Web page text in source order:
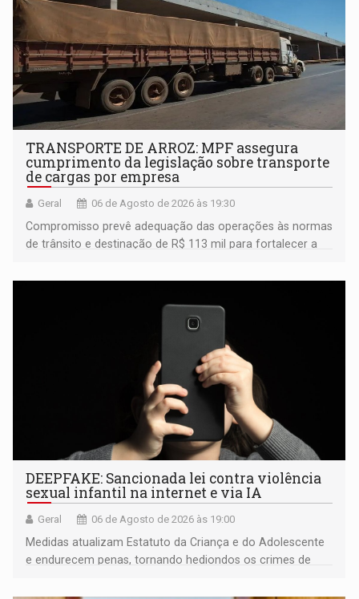
TRANSPORTE DE ARROZ: MPF assegura
cumprimento da legislação sobre transporte
de cargas por empresa
Geral 06 de Agosto de 2026 às 19:30
Compromisso prevê adequação das operações às normas
de trânsito e destinação de R$ 113 mil para fortalecer a
DEEPFAKE: Sancionada lei contra violência
sexual infantil na internet e via IA
Geral 06 de Agosto de 2026 às 19:00
Medidas atualizam Estatuto da Criança e do Adolescente
e endurecem penas, tornando hediondos os crimes de